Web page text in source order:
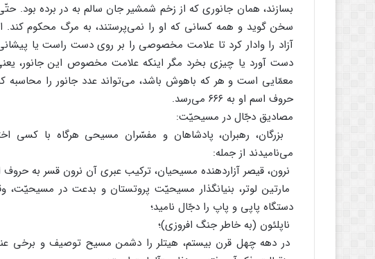
بسازند، همان جانوری که از زخم شمشیر جان سالم به در برده بود.
سخن گوید و همه کسانی که او را نمی‌پرستند، به مرگ محکوم کند.
آزاد را وادار کرد تا علامت مخصوصی را بر روی دست راست یا
دست آورد یا چیزی بخرد مگر اینکه علامت مخصوص این جانور،
معمّایی است و هر که باهوش باشد، می‌تواند عدد جانور را
حروف اسم او به ۶۶۶ می‌رسد.
مصادیق دجّال در مسیحیّت:
بزرگان، رهبران، پادشاهان و مفسّران مسیحی هرگاه با کسی
می‌نامیدند از جمله:
نرون، قیصر آزاردهنده مسیحیان، ترکیب عبری آن نرون قسر به حروف ابجد
دستگاه پاپی و پاپ را دجّال نامید؛
ناپلئون (به خاطر جنگ افروزی)؛
در دهه چهل قرن بیستم، هیتلر را دشمن مسیح توصیف و برخی